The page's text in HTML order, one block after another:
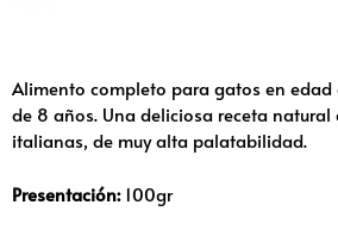
Alimento completo para gatos en edad
de 8 años. Una deliciosa receta natural
italianas, de muy alta palatabilidad.
Presentación:100gr